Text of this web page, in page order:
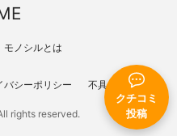
クチコミ
投稿
モノシルとは
バシーポリシー 不具合報告
rights reserved.